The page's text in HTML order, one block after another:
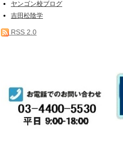
ヤンゴン校ブログ
吉田松陰学
RSS 2.0